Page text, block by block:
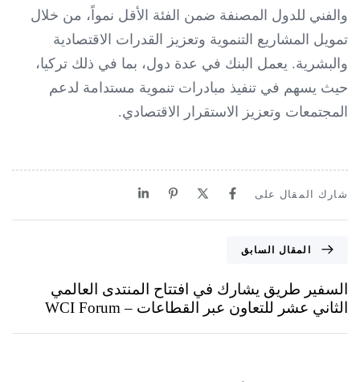
والفني للدول المصنفة ضمن الفئة الأقل نمواً، من خلال
تمويل المشاريع التنموية وتعزيز القدرات الاقتصادية
والبشرية. يعمل البنك في عدة دول، بما في ذلك تركيا،
حيث يسهم في تنفيذ مبادرات تنموية مستدامة لدعم
المجتمعات وتعزيز الاستقرار الاقتصادي.
شارك المقال على
المقال السابق
السفير طريق يشارك في افتتاح المنتدى العالمي
الثاني عشر للتعاون عبر القطاعات – WCI Forum